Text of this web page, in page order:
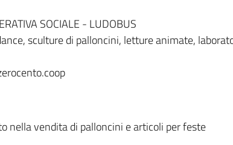
SOCIALE - LUDOBUS
sculture di palloncini, letture animate,
nella vendita di palloncini e articoli per feste